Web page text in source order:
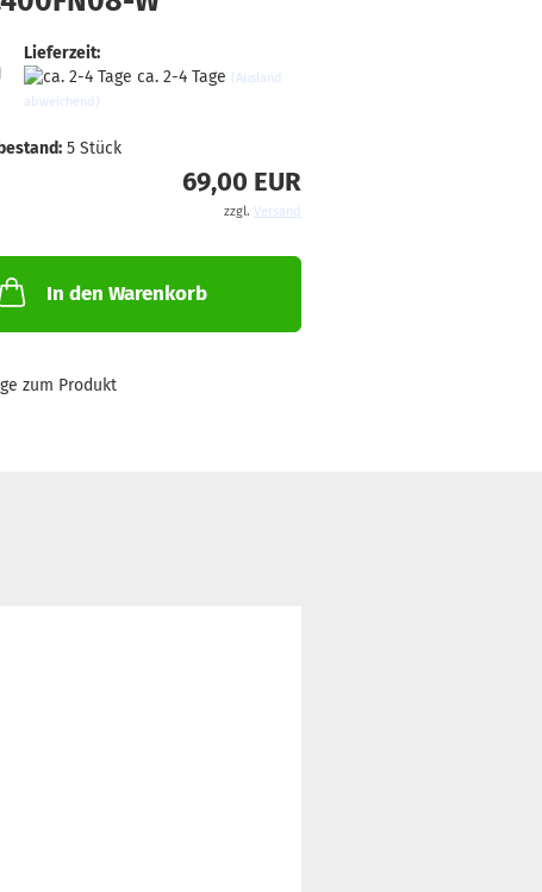
Lieferzeit:
ca. 2-4 Tage (Ausland
abweichend)
5 Stück
69,00 EUR
zzgl. Versand
In den Warenkorb
zum Produkt